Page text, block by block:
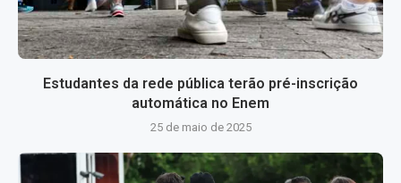
Estudantes da rede pública terão pré-inscrição
automática no Enem
25 de maio de 2025